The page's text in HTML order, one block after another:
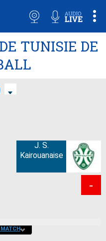
TUNISIE DE
J. S.
Kairouanaise
-
MATCH